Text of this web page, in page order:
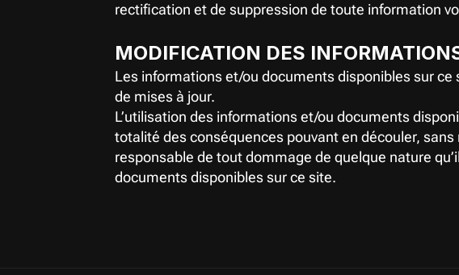
rectification et de suppression de toute information
MODIFICATION DES
Les informations et/ou documents disponibles sur
de mises à jour.
L’utilisation des informations et/ou documents
totalité des conséquences pouvant en découler,
responsable de tout dommage de quelque nature
documents disponibles sur ce site.